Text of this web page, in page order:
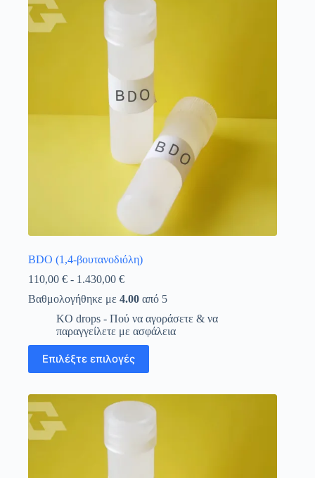
BDO (1,4-βουτανοδιόλη)
110,00 € - 1.430,00 €Εύρος
110,00 €
έως
1.430,00 €
Βαθμολογήθηκε με 4.00 από 5
KO drops - Πού να αγοράσετε & να
παραγγείλετε με ασφάλεια
Επιλέξτε επιλογές
Αυτό
προϊόν
πολλαπλές
παραλλαγές.
Οι
επιλογές